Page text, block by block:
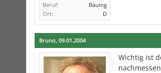
Beruf:
Bauing
Ort:
D
Bruno, 09.01.2004
Wichtig ist